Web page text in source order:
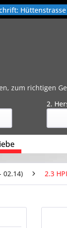
zum richtigen
2.
02.14) 2.3